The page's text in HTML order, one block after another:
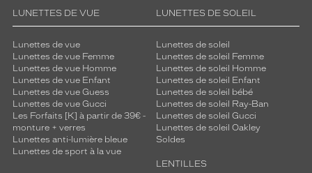
LUNETTES DE VUE
Lunettes de vue
Lunettes de vue Femme
Lunettes de vue Homme
Lunettes de vue Enfant
Lunettes de vue Guess
Lunettes de vue Gucci
Les Forfaits [K] à partir de 39€ -
monture + verres
Lunettes anti-lumière bleue
Lunettes de sport à la vue
LUNETTES DE SOLEIL
Lunettes de soleil
Lunettes de soleil Femme
Lunettes de soleil Homme
Lunettes de soleil Enfant
Lunettes de soleil bébé
Lunettes de soleil Ray-Ban
Lunettes de soleil Gucci
Lunettes de soleil Oakley
Soldes
LENTILLES